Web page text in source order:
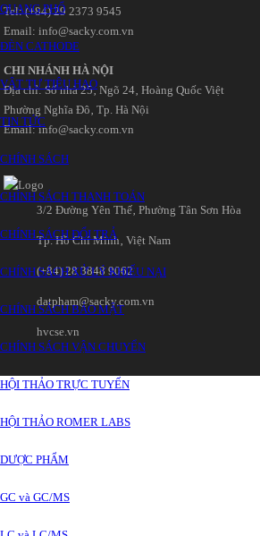
QUANG PHỔ
ĐÈN CATHODE
VẬT TƯ TIÊU HAO
TIN TỨC
CHÍNH SÁCH
CHÍNH SÁCH THANH TOÁN
CHÍNH SÁCH ĐỔI TRẢ
CHÍNH SÁCH XỬ LÝ KHIẾU NẠI
CHÍNH SÁCH BẢO MẬT
CHÍNH SÁCH VẬN CHUYỂN
HỘI THẢO TRỰC TUYẾN
HỘI THẢO ROMER LABS
DƯỢC PHẨM
GC và GC/MS
Tel: (+84) 29 2373 9545
Email: info@sacky.com.vn
CHI NHÁNH HÀ NỘI
Địa chỉ: Số nhà 25‚ Ngõ 24‚ Hoàng Quốc Việt
Phường Nghĩa Đô‚ Tp. Hà Nội
Email: info@sacky.com.vn
3/2 Đường Yên Thế‚ Phường Tân Sơn Hòa
Tp. Hồ Chí Minh‚ Việt Nam
(+84) 28 3848 9062
datpham@sacky.com.vn
hvcse.vn